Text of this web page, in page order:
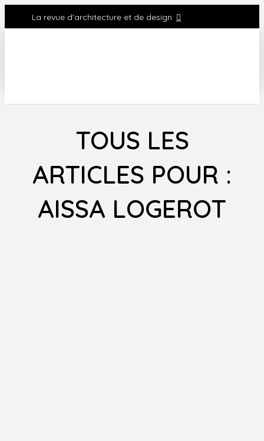
La revue d'architecture et de design
TOUS LES
ARTICLES POUR :
AISSA LOGEROT